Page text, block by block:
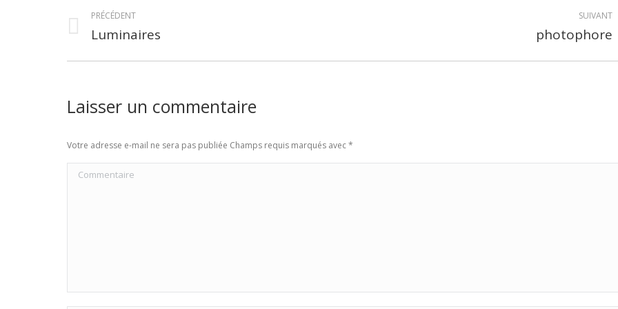
album
PRÉCÉDENT
Album
Luminaires
SUIVANT
photophore
Laisser un commentaire
Votre adresse e-mail ne sera pas publiée Champs requis marqués avec*
Commentaire